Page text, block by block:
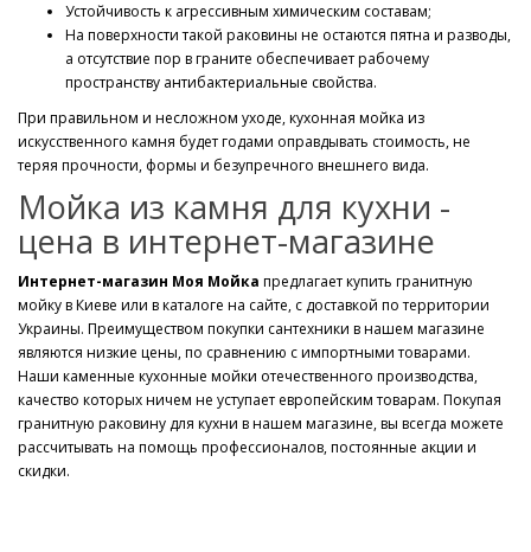
Устойчивость к агрессивным химическим составам;
На поверхности такой раковины не остаются пятна и разводы,
а отсутствие пор в граните обеспечивает рабочему
пространству антибактериальные свойства.
При правильном и несложном уходе, кухонная мойка из
искусственного камня будет годами оправдывать стоимость, не
теряя прочности, формы и безупречного внешнего вида.
Мойка из камня для кухни -
цена в интернет-магазине
Интернет-магазин Моя Мойка предлагает купить гранитную
мойку в Киеве или в каталоге на сайте, с доставкой по территории
Украины. Преимуществом покупки сантехники в нашем магазине
являются низкие цены, по сравнению с импортными товарами.
Наши каменные кухонные мойки отечественного производства,
качество которых ничем не уступает европейским товарам. Покупая
гранитную раковину для кухни в нашем магазине, вы всегда можете
рассчитывать на помощь профессионалов, постоянные акции и
скидки.